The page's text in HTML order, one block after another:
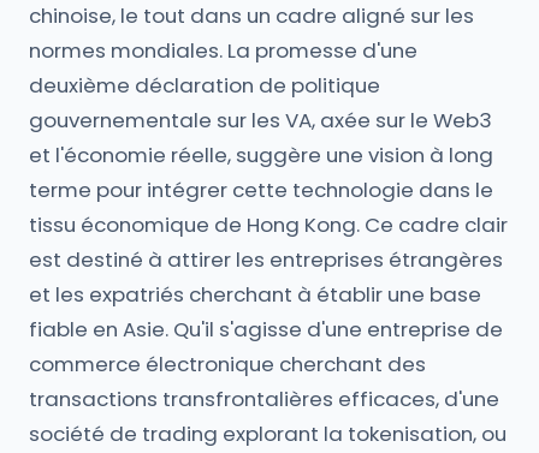
chinoise, le tout dans un cadre aligné sur les
normes mondiales. La promesse d'une
deuxième déclaration de politique
gouvernementale sur les VA, axée sur le Web3
et l'économie réelle, suggère une vision à long
terme pour intégrer cette technologie dans le
tissu économique de Hong Kong. Ce cadre clair
est destiné à attirer les entreprises étrangères
et les expatriés cherchant à établir une base
fiable en Asie. Qu'il s'agisse d'une entreprise de
commerce électronique cherchant des
transactions transfrontalières efficaces, d'une
société de trading explorant la tokenisation, ou